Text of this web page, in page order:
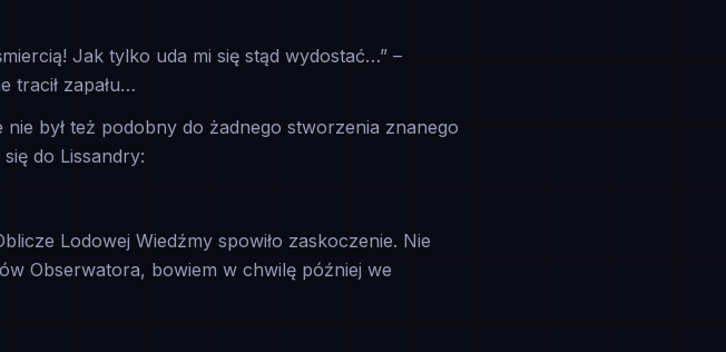
Jak tylko uda mi się stąd wydostać…” –
tracił zapału…
nie był też podobny do żadnego stworzenia znanego
do Lissandry:
Lodowej Wiedźmy spowiło zaskoczenie. Nie
Obserwatora, bowiem w chwilę później we